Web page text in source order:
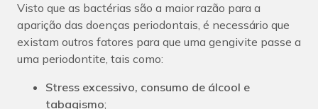
Visto que as bactérias são a maior razão para a
aparição das doenças periodontais, é necessário que
existam outros fatores para que uma gengivite passe a
uma periodontite, tais como:
Stress excessivo, consumo de álcool e
tabagismo;